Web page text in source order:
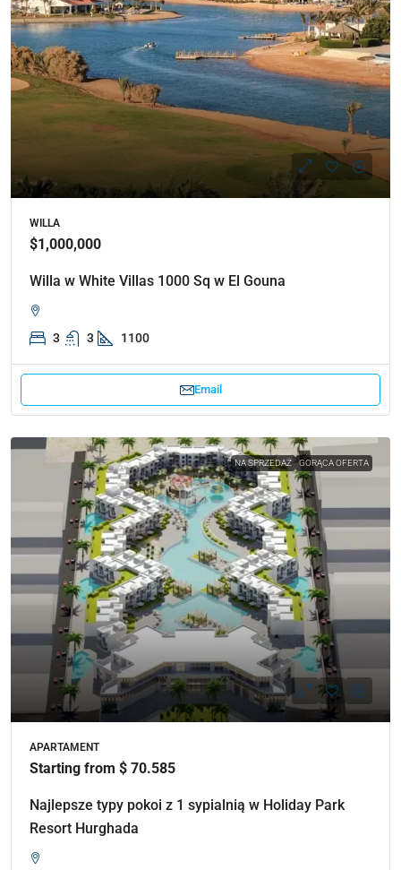
WILLA
$1,000,000
Willa w White Villas 1000 Sq w El Gouna
3 3 1100
Email
NA SPRZEDAŻ GORĄCA OFERTA
APARTAMENT
Starting from $ 70.585
Najlepsze typy pokoi z 1 sypialnią w Holiday Park
Resort Hurghada